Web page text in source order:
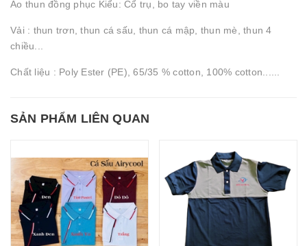
Áo thun đồng phục Kiểu: Cổ trụ, bo tay viền màu
Vải : thun trơn, thun cá sấu, thun cá mập, thun mè, thun 4
chiều...
Chất liệu : Poly Ester (PE), 65/35 % cotton, 100% cotton......
SẢN PHẨM LIÊN QUAN